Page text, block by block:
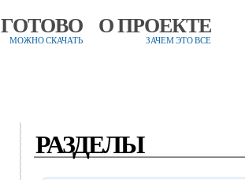
ГОТОВО
МОЖНО СКАЧАТЬ
О ПРОЕКТЕ
ЗАЧЕМ ЭТО ВСЕ
РАЗДЕЛЫ